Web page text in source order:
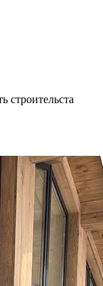
строительста